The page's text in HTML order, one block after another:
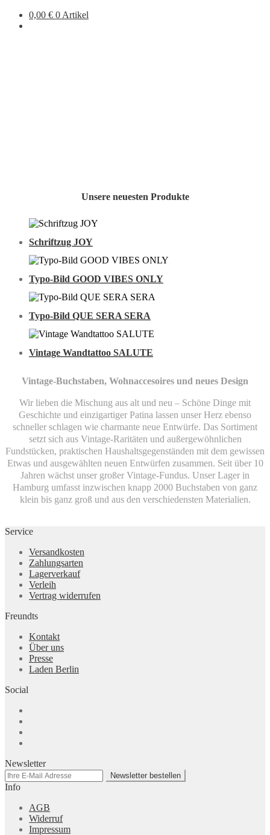
0,00 € 0 Artikel
Unsere neuesten Produkte
Schriftzug JOY
Typo-Bild GOOD VIBES ONLY
Typo-Bild QUE SERA SERA
Vintage Wandtattoo SALUTE
Vintage-Buchstaben, Wohnaccesoires und neues Design
Wir lieben die Mischung aus alt und neu – Schöne Dinge mit
Geschichte und einzigartiger Patina lassen unser Herz ebenso
schneller schlagen wie charmante neue Entwürfe. Das Sortiment
setzt sich aus Vintage-Raritäten und außergewöhnlichen
Fundstücken, praktischen Haushaltsgegenständen mit dem gewissen
Etwas und ausgewählten neuen Entwürfen zusammen. Seit über 10
Jahren wächst unser großer Vintage-Fundus. Unser Lager in
Hamburg umfasst inzwischen knapp 2000 Buchstaben von ganz
klein bis ganz groß und aus den verschiedensten Materialien.
Service
Versandkosten
Zahlungsarten
Lagerverkauf
Verleih
Vertrag widerrufen
Freundts
Kontakt
Über uns
Presse
Laden Berlin
Social
Newsletter
Info
AGB
Widerruf
Impressum